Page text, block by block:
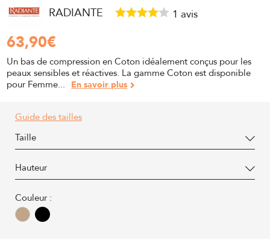
RADIANTE 1 avis
63,90€
Un bas de compression en Coton idéalement conçus pour les
peaux sensibles et réactives. La gamme Coton est disponible
pour Femme... En savoir plus
Guide des tailles
Taille
Hauteur
Couleur :